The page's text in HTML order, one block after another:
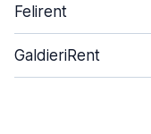
Felirent
GaldieriRent